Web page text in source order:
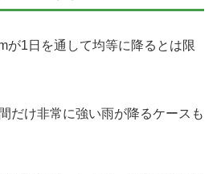
が1日を通して均等に降るとは限
だけ非常に強い雨が降るケースも